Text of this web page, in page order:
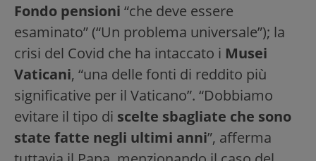
Fondo pensioni “che deve essere
esaminato” (“Un problema universale”); la
crisi del Covid che ha intaccato i Musei
Vaticani, “una delle fonti di reddito più
significative per il Vaticano”. “Dobbiamo
evitare il tipo di scelte sbagliate che sono
state fatte negli ultimi anni”, afferma